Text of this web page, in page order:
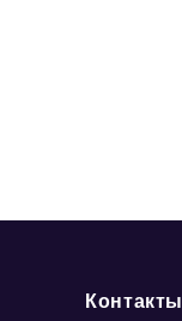
Контакты